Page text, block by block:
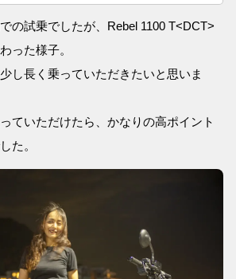
の試乗でしたが、Rebel 1100 T<DCT>
った様子。
し長く乗っていただきたいと思いま
ていただけたら、かなりの高ポイント
た。